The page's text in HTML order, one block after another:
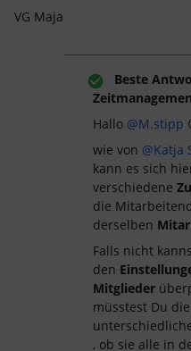
VG Maja
Beste
Hallo @M.stipp
wie von @Katja
kann es sich
verschiedene
die
derselben
Falls nicht
den
Mitglieder
müsstest Du die
, ob sie alle in